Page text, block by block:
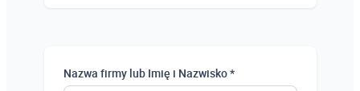
Nazwa firmy lub Imię i Nazwisko *